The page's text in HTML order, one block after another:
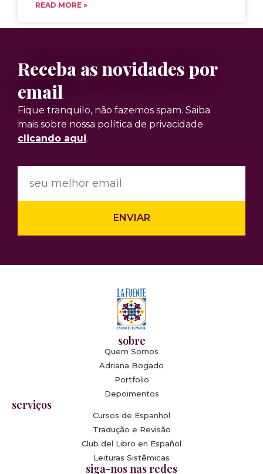
READ MORE »
Receba as novidades por
email
Fique tranquilo, não fazemos spam. Saiba
mais sobre nossa política de privacidade
clicando aqui.
ENVIAR
sobre
Quem Somos
Adriana Bogado
Portfolio
Depoimentos
serviços
Cursos de Espanhol
Tradução e Revisão
Club del Libro en Español
Leituras Sistêmicas
siga-nos nas redes